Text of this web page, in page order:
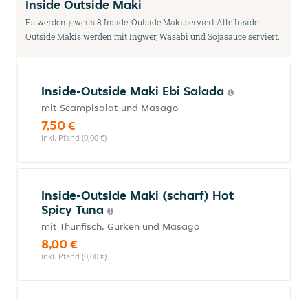
Inside Outside Maki
Es werden jeweils 8 Inside-Outside Maki serviert.Alle Inside
Outside Makis werden mit Ingwer, Wasabi und Sojasauce serviert.
Inside-Outside Maki Ebi Salada
mit Scampisalat und Masago
7,50 €
inkl. Pfand (0,00 €)
Inside-Outside Maki (scharf) Hot
Spicy Tuna
mit Thunfisch, Gurken und Masago
8,00 €
inkl. Pfand (0,00 €)